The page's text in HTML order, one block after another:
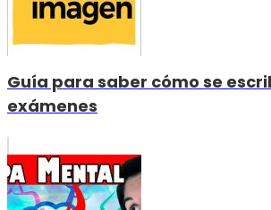
Guía para saber cómo se
exámenes